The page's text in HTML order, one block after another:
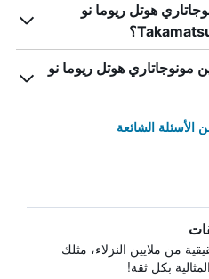
هوتل ريوما نو
هوتل ريوما نو
الشائعة
من ملايين النزلاء، مثلك
بكل ثقة!